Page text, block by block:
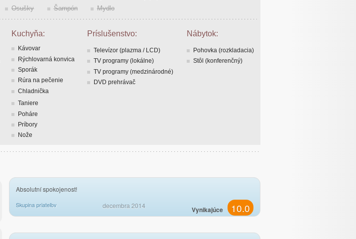
Osušky
Šampón Mydlo
Kuchyňa: Príslušenstvo: Nábytok:
Kávovar
Rýchlovarná konvica
Sporák
Rúra na pečenie
Chladnička
Taniere
Poháre
Príbory
Nože
Televízor (plazma / LCD)
TV programy (lokálne)
TV programy (medzinárodné)
DVD prehrávač
Pohovka (rozkladacia)
Stôl (konferenčný)
Absolutní spokojenost!
Skupina priateľov
Vynikajúce 10.0
decembra 2014